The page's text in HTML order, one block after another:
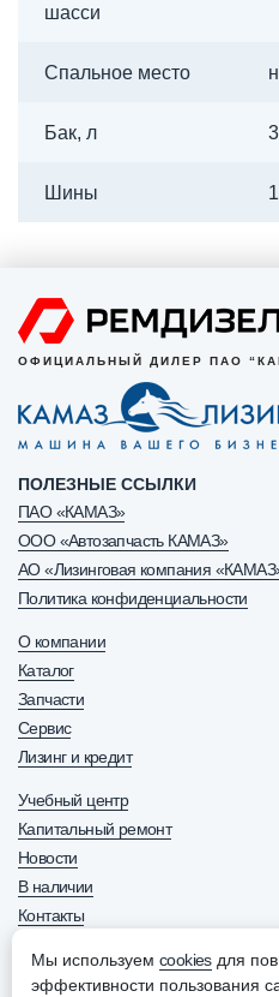
шасси
Спальное место
Бак, л
Шины
Мы используем cookiesдля
эффективности пользования
ОФИЦИАЛЬНЫЙ ДИЛЕР ПАО
ПОЛЕЗНЫЕ ССЫЛКИ
ПАО «КАМАЗ»
ООО «Автозапчасть КАМАЗ»
АО «Лизинговая компания
Политика конфиденциальности
О компании
Каталог
Запчасти
Сервис
Лизинг и кредит
Учебный центр
Капитальный ремонт
Новости
В наличии
Контакты
8 800 600-63-70 +7 (8552)
ОТДЕЛ ПРОДАЖ